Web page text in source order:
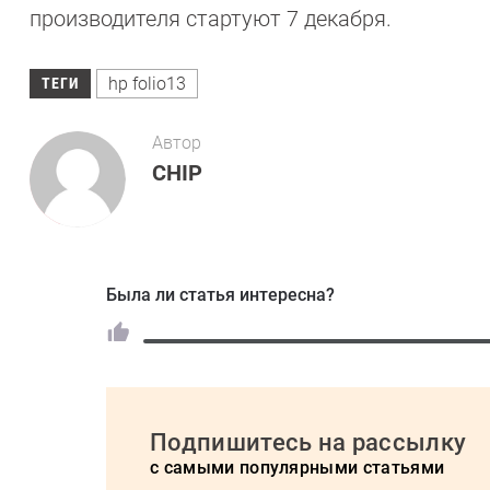
производителя стартуют 7 декабря.
ТЕГИ hp folio13
Автор
CHIP
Была ли статья интересна?
Подпишитесь на рассылку
с самыми популярными статьями